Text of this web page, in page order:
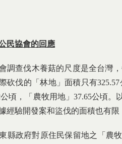
民協會的回應
調查伐木養菇的尺度是全台灣，
砍伐的「林地」面積只有
公頃，「農牧用地」37.65公頃
經驗開發案和盜伐的面積也有
縣政府對原住民保留地之「農